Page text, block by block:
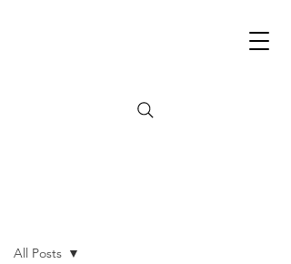
All Posts